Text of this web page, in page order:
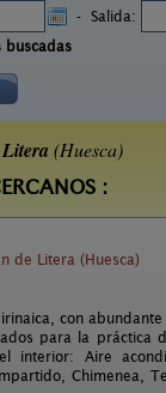
- Salida:
buscadas
(Huesca)
:
de Litera (Huesca)
con
para la práctica
Aire
Chimenea,